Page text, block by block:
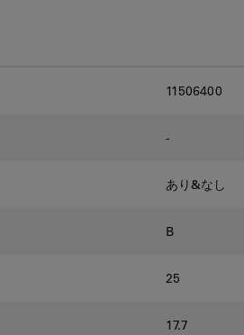
11506400
-
あり&なし
B
25
17.7